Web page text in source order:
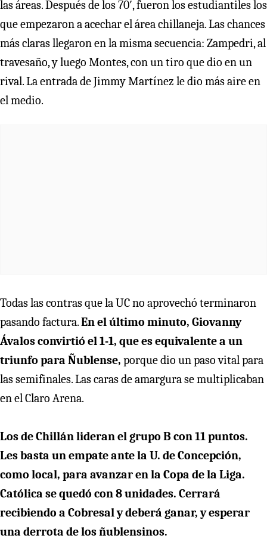
las áreas. Después de los 70′, fueron los estudiantiles los
que empezaron a acechar el área chillaneja. Las chances
más claras llegaron en la misma secuencia: Zampedri, al
travesaño, y luego Montes, con un tiro que dio en un
rival. La entrada de Jimmy Martínez le dio más aire en
el medio.
Todas las contras que la UC no aprovechó terminaron
pasando factura.En el último minuto, Giovanny
Ávalos convirtió el 1-1, que es equivalente a un
triunfo para Ñublense, porque dio un paso vital para
las semifinales. Las caras de amargura se multiplicaban
en el Claro Arena.
Los de Chillán lideran el grupo B con 11 puntos.
Les basta un empate ante la U. de Concepción,
como local, para avanzar en la Copa de la Liga.
Católica se quedó con 8 unidades. Cerrará
recibiendo a Cobresal y deberá ganar, y esperar
una derrota de los ñublensinos.